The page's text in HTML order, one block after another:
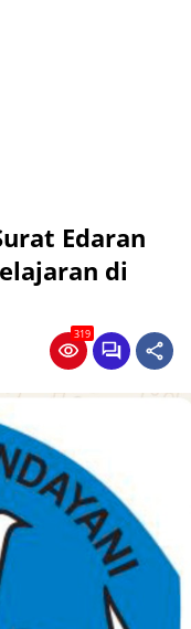
Edaran
di
319